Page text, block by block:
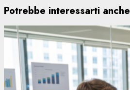
Potrebbe interessarti anche